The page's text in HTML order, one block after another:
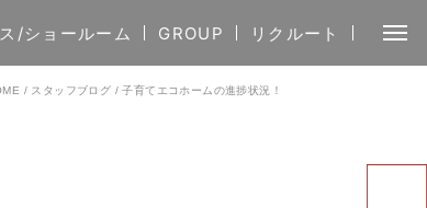
/ショールーム GROUP リクルート
/ スタッフブログ /子育てエコホームの進捗状況！